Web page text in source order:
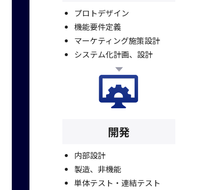
プロトデザイン
機能要件定義
マーケティング施策設計
システム化計画、設計
開発
内部設計
製造、非機能
単体テスト・連結テスト